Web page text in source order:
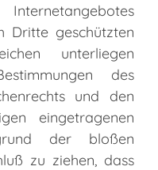
Dritte geschützten
unterliegen
des
und den
eingetragenen
der bloßen
zu ziehen, dass